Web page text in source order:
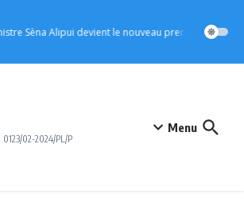
Sèna Alipui devient le nouveau premier vice-
0123/02-2024/PL/P
Menu